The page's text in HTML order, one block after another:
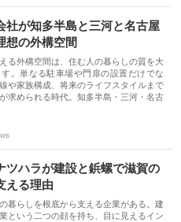
社が知多半島と三河と名古屋
想の外構空間
る外構空間は、住む人の暮らしの質を大
。単なる駐車場や門扉の設置だけでな
や家族構成、将来のライフスタイルまで
求められる時代。知多半島・三河・名古
ツハラが建設と鋲螺で滋賀の
える理由
暮らしを根底から支える企業がある。建
という二つの顔を持ち、目に見えるイン